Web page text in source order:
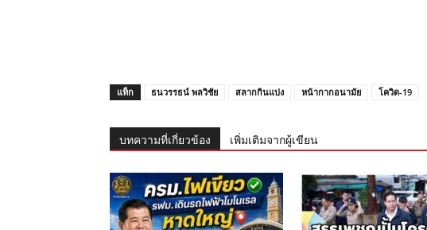
แท็ก ธนวรรธน์ พลวิชัย สลากกินแบ่ง หน้ากากอนามัย โควิด-19
บทความที่เกี่ยวข้อง เพิ่มเติมจากผู้เขียน